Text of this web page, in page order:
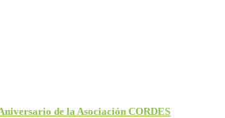
de la Asociación CORDES